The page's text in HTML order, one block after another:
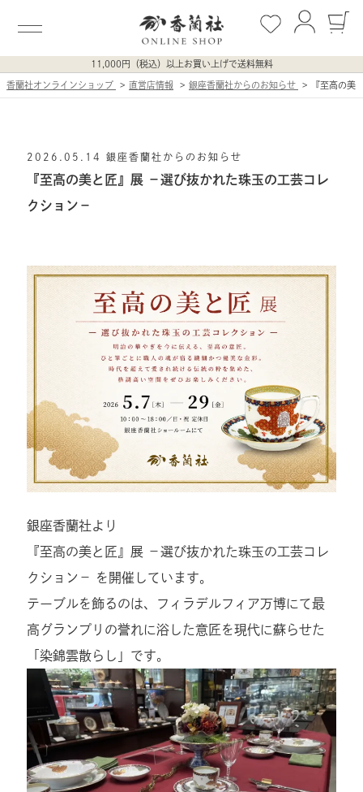
11,000円（税込）以上お買い上げで送料無料
香蘭社オンラインショップ 直営店情報 銀座香蘭社からのお知らせ 『至高の美
2026.05.14 銀座香蘭社からのお知らせ
『至高の美と匠』展 －選び抜かれた珠玉の工芸コレ
クション－
銀座香蘭社より
『至高の美と匠』展 －選び抜かれた珠玉の工芸コレ
クション－ を開催しています。
テーブルを飾るのは、フィラデルフィア万博にて最
高グランプリの誉れに浴した意匠を現代に蘇らせた
「染錦雲散らし」です。